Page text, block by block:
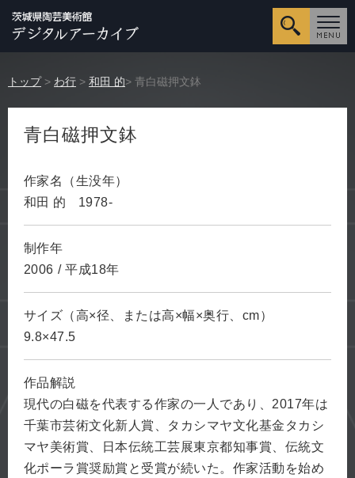
詳細検
トップ > わ行 > 和田 的> 青白磁押文鉢
青白磁押文鉢
作家名（生没年）
和田 的
1978-
制作年
2006 / 平成18年
サイズ（高×径、または高×幅×奥行、cm）
9.8×47.5
作品解説
現代の白磁を代表する作家の一人であり、2017年は
千葉市芸術文化新人賞、タカシマヤ文化基金タカシ
マヤ美術賞、日本伝統工芸展東京都知事賞、伝統文
化ポーラ賞奨励賞と受賞が続いた。作家活動を始め